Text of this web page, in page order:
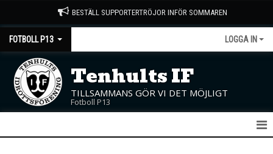
BESTÄLL SUPPORTERTRÖJOR INFÖR SOMMAREN
FOTBOLL P13 LOGGA IN
Tenhults IF
TILLSAMMANS GÖR VI DET MÖJLIGT
Fotboll P13